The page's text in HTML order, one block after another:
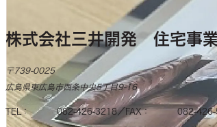
株式会社三井開発 住宅事
〒739-0025
広島県東広島市西条中央5丁目9-16
TEL 082-426-3218 FAX 082-